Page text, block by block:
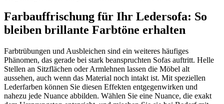
Farbauffrischung für Ihr Ledersofa: So
bleiben brillante Farbtöne erhalten
Farbtrübungen und Ausbleichen sind ein weiteres häufiges
Phänomen, das gerade bei stark beanspruchten Sofas auftritt. Helle
Stellen an Sitzflächen oder Armlehnen lassen die Möbel alt
aussehen, auch wenn das Material noch intakt ist. Mit speziellen
Lederfarben können Sie diesen Effekten entgegenwirken und
nahezu jede Nuance abbilden. Wählen Sie eine Nuance, die exakt